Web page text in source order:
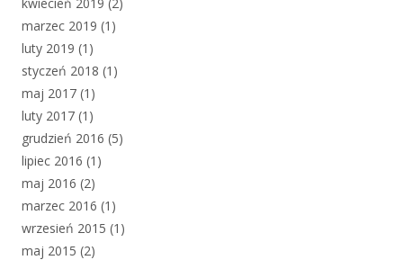
marzec 2019 (1)
luty 2019 (1)
styczeń 2018 (1)
maj 2017 (1)
luty 2017 (1)
grudzień 2016 (5)
lipiec 2016 (1)
maj 2016 (2)
marzec 2016 (1)
wrzesień 2015 (1)
maj 2015 (2)